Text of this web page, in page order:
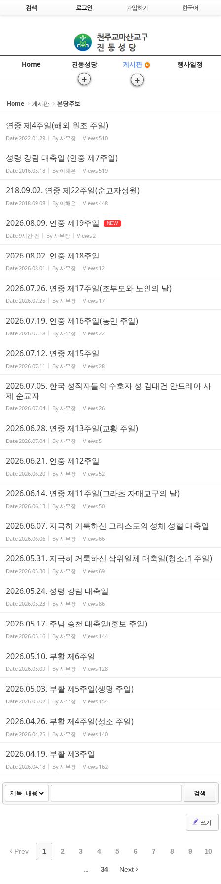
Skip to content
검색 로그인 가입하기 한국어
Home 진동성당
+
게시판
+
행사일정
Home 게시판 본당주보
연중 제4주일(해외 원조 주일)
Date2022.01.29 By 사무장 Views 510
성령 강림 대축일 (연중 제7주일)
Date2016.05.18 By 이해은 Views 519
218.09.02. 연중 제22주일(순교자성월)
Date2018.09.08 By 이해은 Views448
2026.08.09. 연중 제19주일 NEW
Date9시간 전 By 사무장 Views2
2026.08.02. 연중 제18주일
Date2026.08.01 By 사무장 Views 12
2026.07.26. 연중 제17주일(조부모와 노인의 날)
Date2026.07.25 By 사무장 Views 17
2026.07.19. 연중 제16주일(농민 주일)
Date2026.07.18 By 사무장 Views22
2026.07.12. 연중 제15주일
Date2026.07.11 By 사무장 Views28
2026.07.05. 한국 성직자들의 수호자 성 김대건 안드레아 사
제 순교자
Date2026.07.04 By 사무장 Views26
2026.06.28. 연중 제13주일(교황 주일)
Date2026.07.04 By 사무장 Views 5
2026.06.21. 연중 제12주일
Date2026.06.20 By 사무장 Views 52
2026.06.14. 연중 제11주일(그라츠 자매교구의 날)
Date2026.06.13 By 사무장 Views 50
2026.06.07. 지극히 거룩하신 그리스도의 성체 성혈 대축일
Date2026.06.06 By 사무장 Views66
2026.05.31. 지극히 거룩하신 삼위일체 대축일(청소년 주일)
Date2026.05.30 By 사무장 Views69
2026.05.24. 성령 강림 대축일
Date2026.05.23 By 사무장 Views86
2026.05.17. 주님 승천 대축일(홍보 주일)
Date2026.05.16 By 사무장 Views 144
2026.05.10. 부활 제6주일
Date2026.05.09 By 사무장 Views 128
2026.05.03. 부활 제5주일(생명 주일)
Date2026.05.02 By 사무장 Views 154
2026.04.26. 부활 제4주일(성소 주일)
Date2026.04.25 By 사무장 Views 140
2026.04.19. 부활 제3주일
Date2026.04.18 By 사무장 Views 162
검색
쓰기
Prev 1 2 3 4 5 6 7 8 9 10
... 34 Next
Sketchbook5, 스케치북5
Sketchbook5, 스케치북5